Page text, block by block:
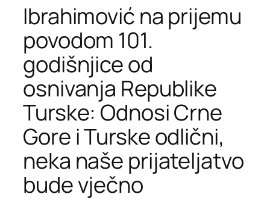
Ibrahimović na prijemu
povodom 101.
godišnjice od
osnivanja Republike
Turske: Odnosi Crne
Gore i Turske odlični,
neka naše prijateljatvo
bude vječno